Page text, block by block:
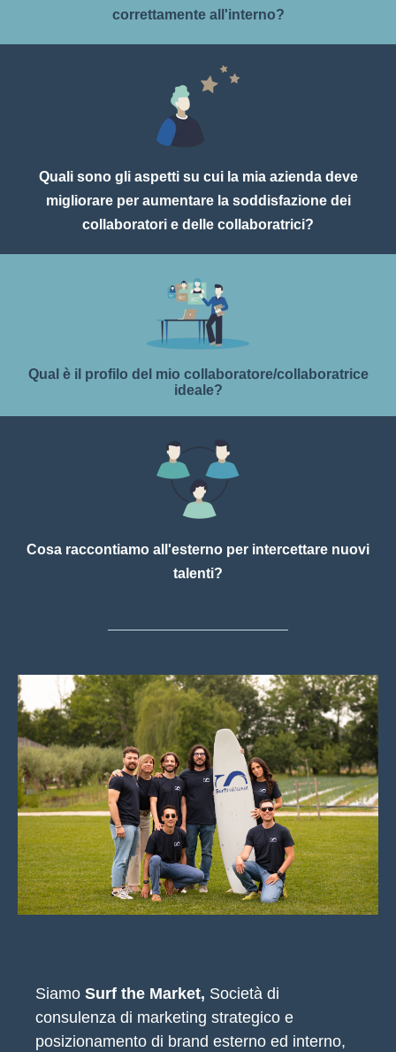
correttamente all'interno?
Quali sono gli aspetti su cui la mia azienda deve
migliorare per aumentare la soddisfazione dei
collaboratori e delle collaboratrici?
Qual è il profilo del mio collaboratore/collaboratrice
ideale?
Cosa raccontiamo all'esterno per intercettare nuovi
talenti?
Siamo Surf the Market, Società di
consulenza di marketing strategico e
posizionamento di brand esterno ed interno,